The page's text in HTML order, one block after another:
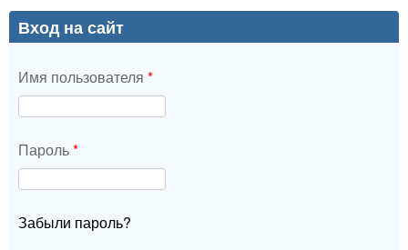
Вход на сайт
Имя пользователя *
Пароль*
Забыли пароль?